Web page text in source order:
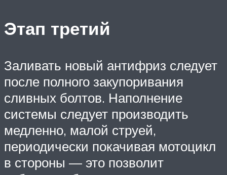
Этап третий
Заливать новый антифриз следует
после полного закупоривания
сливных болтов. Наполнение
системы следует производить
медленно, малой струей,
периодически покачивая мотоцикл
в стороны — это позволит